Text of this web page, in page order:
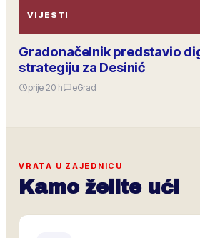
VIJESTI
Gradonačelnik predstavio
strategiju za Desinić
prije 20 h eGrad
VRATA U ZAJEDNICU
Kamo želite ući